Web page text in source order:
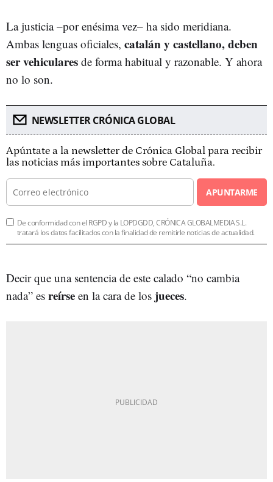
La justicia –por enésima vez– ha sido meridiana.
Ambas lenguas oficiales, catalán y castellano, deben
ser vehiculares de forma habitual y razonable. Y ahora
no lo son.
NEWSLETTER CRÓNICA GLOBAL
Apúntate a la newsletter de Crónica Global para recibir
las noticias más importantes sobre Cataluña.
APUNTARME
De conformidad con el RGPD y la LOPDGDD, CRÓNICA GLOBALMEDIA S.L.
tratará los datos facilitados con la finalidad de remitirle noticias de actualidad.
Decir que una sentencia de este calado “no cambia
nada” es reírse en la cara de los jueces.